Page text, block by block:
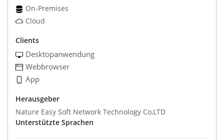
On-Premises
Cloud
Clients
Desktopanwendung
Webbrowser
App
Herausgeber
Nature Easy Soft Network Technology Co,LTD
Unterstützte Sprachen